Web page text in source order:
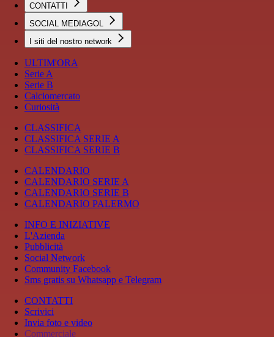
CONTATTI
SOCIAL MEDIAGOL
I siti del nostro network
ULTIM'ORA
Serie A
Serie B
Calciomercato
Curiosità
CLASSIFICA
CLASSIFICA SERIE A
CLASSIFICA SERIE B
CALENDARIO
CALENDARIO SERIE A
CALENDARIO SERIE B
CALENDARIO PALERMO
INFO E INIZIATIVE
L'Azienda
Pubblicità
Social Network
Community Facebook
Sms gratis su Whatsapp e Telegram
CONTATTI
Scrivici
Invia foto e video
Commerciale